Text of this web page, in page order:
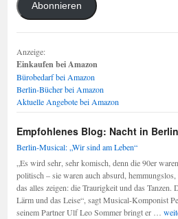
Abonnieren
Anzeige:
Einkaufen bei Amazon
Bürobedarf bei Amazon
Berlin-Bücher bei Amazon
Aktuelle Angebote bei Amazon
Empfohlenes Blog: Nacht in Berlin
Berlin-Musical: „Wir sind am Leben“
„Es wird sehr, sehr komisch, denn die 90er
politisch – sie waren auch absurd,
das alles zeigen: die Traurigkeit und das Tanzen.
Lärm und das Leise“, sagt Musical-Komponist
seinem Partner Ulf Leo Sommer bringt er …